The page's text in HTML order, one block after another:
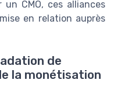
CMO, ces alliances
en relation auprès
de
la monétisation